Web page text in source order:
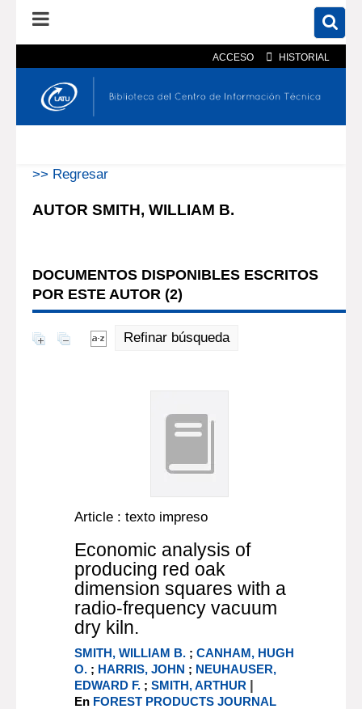
ACCESO HISTORIAL
En el catálogo En el sitio
>> Regresar
AUTOR SMITH, WILLIAM B.
DOCUMENTOS DISPONIBLES ESCRITOS
POR ESTE AUTOR (2)
Refinar búsqueda
Article : texto impreso
Economic analysis of
producing red oak
dimension squares with a
radio-frequency vacuum
dry kiln.
SMITH, WILLIAM B. ;CANHAM, HUGH
O. ; HARRIS, JOHN ; NEUHAUSER,
EDWARD F. ;SMITH, ARTHUR |
En FOREST PRODUCTS JOURNAL